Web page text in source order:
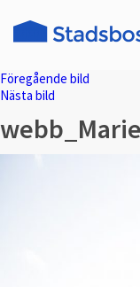
Föregående bild
Nästa bild